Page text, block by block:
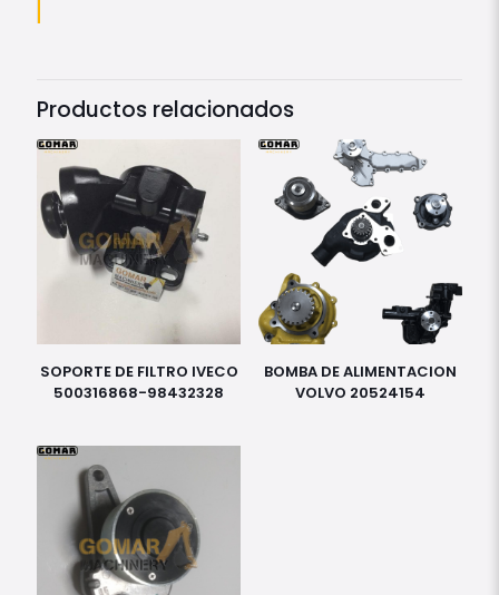
Productos relacionados
SOPORTE DE FILTRO IVECO
500316868-98432328
BOMBA DE ALIMENTACION
VOLVO 20524154